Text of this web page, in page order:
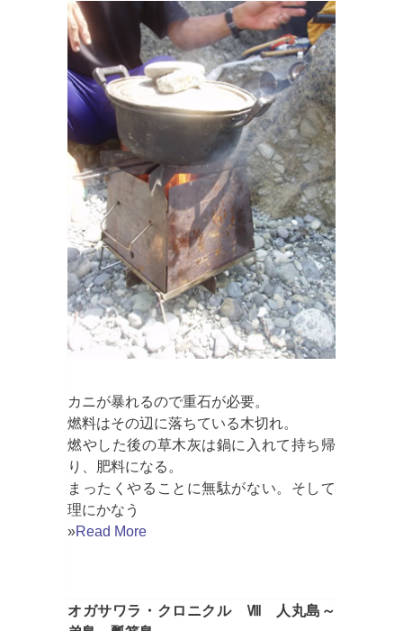
カニが暴れるので重石が必要。
燃料はその辺に落ちている木切れ。
燃やした後の草木灰は鍋に入れて持ち帰
り、肥料になる。
まったくやることに無駄がない。そして
理にかなう
»Read More
オガサワラ・クロニクル Ⅷ 人丸島～